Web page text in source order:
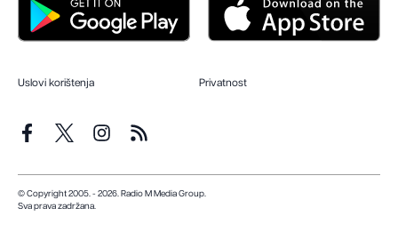
Uslovi korištenja Privatnost
© Copyright 2005. - 2026. Radio M Media Group.
Sva prava zadržana.